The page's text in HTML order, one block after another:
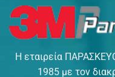
Η εταιρεία
1985 με τον